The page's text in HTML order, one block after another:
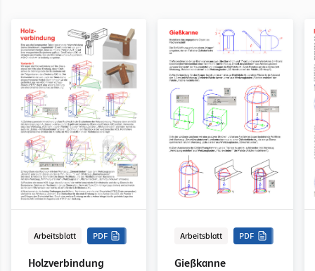
Arbeitsblatt PDF
Holzverbindung
Arbeitsblatt PDF
Gießkanne